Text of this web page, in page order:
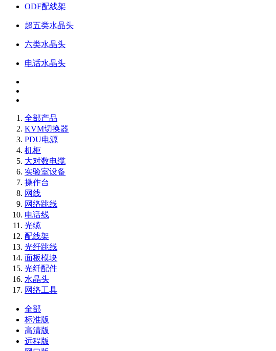
ODF配线架
超五类水晶头
六类水晶头
电话水晶头
全部产品
KVM切换器
PDU电源
机柜
大对数电缆
实验室设备
操作台
网线
网络跳线
电话线
光缆
配线架
光纤跳线
面板模块
光纤配件
水晶头
网络工具
全部
标准版
高清版
远程版